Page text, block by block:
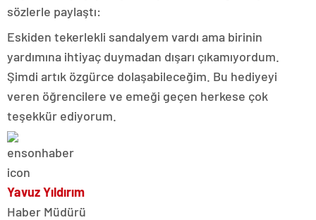
sözlerle paylaştı:
Eskiden tekerlekli sandalyem vardı ama birinin
yardımına ihtiyaç duymadan dışarı çıkamıyordum.
Şimdi artık özgürce dolaşabileceğim. Bu hediyeyi
veren öğrencilere ve emeği geçen herkese çok
teşekkür ediyorum.
Yavuz Yıldırım
Haber Müdürü